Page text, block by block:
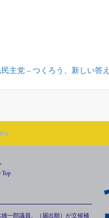
主党 – つくろう、新しい答
Top
雄一郎議員、（届出順）が立候補